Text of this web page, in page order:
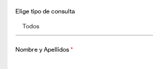
Elige tipo de consulta
Nombre y Apellidos *